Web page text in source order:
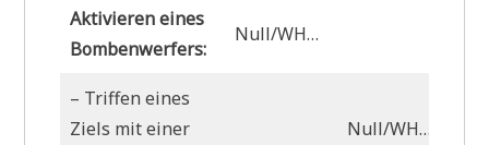
Aktivieren eines
Bombenwerfers:
Null/WH…
– Triffen eines
Ziels mit einer
Null/WH…